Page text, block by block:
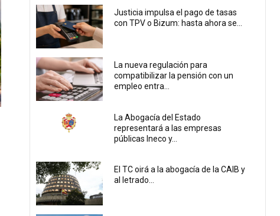
Justicia impulsa el pago de tasas
con TPV o Bizum: hasta ahora se...
La nueva regulación para
compatibilizar la pensión con un
empleo entra...
La Abogacía del Estado
representará a las empresas
públicas Ineco y...
El TC oirá a la abogacía de la CAIB y
al letrado...